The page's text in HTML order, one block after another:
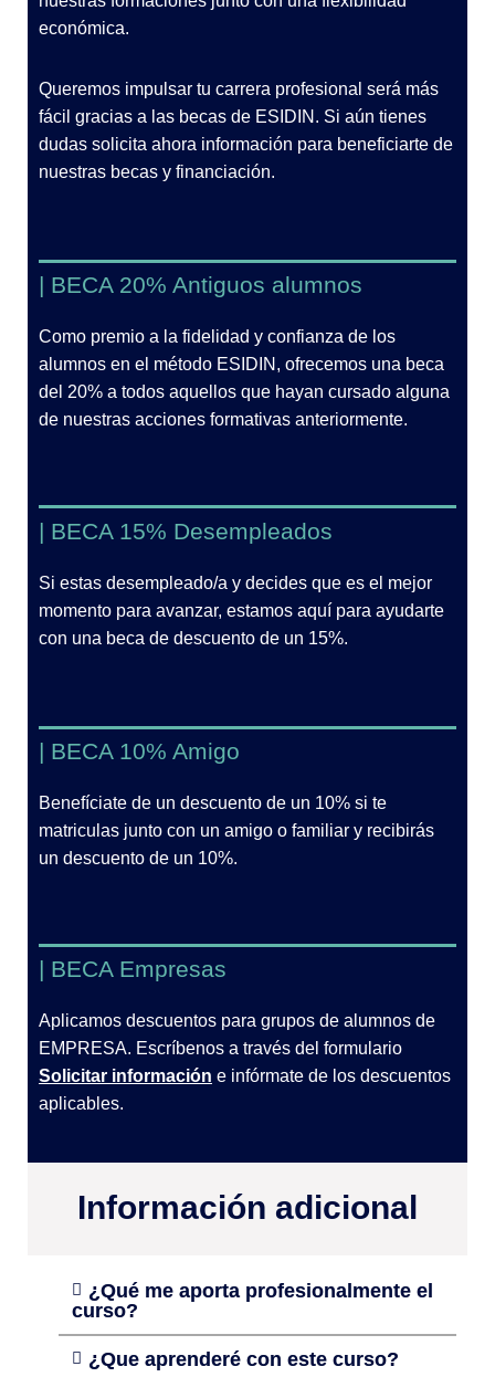
económica.
Queremos impulsar tu carrera profesional será más
fácil gracias a las becas de ESIDIN. Si aún tienes
dudas solicita ahora información para beneficiarte de
nuestras becas y financiación.
| BECA 20% Antiguos alumnos
Como premio a la fidelidad y confianza de los
alumnos en el método ESIDIN, ofrecemos una beca
del 20% a todos aquellos que hayan cursado alguna
de nuestras acciones formativas anteriormente.
| BECA 15% Desempleados
Si estas desempleado/a y decides que es el mejor
momento para avanzar, estamos aquí para ayudarte
con una beca de descuento de un 15%.
| BECA 10% Amigo
Benefíciate de un descuento de un 10% si te
matriculas junto con un amigo o familiar y recibirás
un descuento de un 10%.
| BECA Empresas
Aplicamos descuentos para grupos de alumnos de
EMPRESA. Escríbenos a través del formulario
Solicitar información e infórmate de los descuentos
aplicables.
Información adicional
¿Qué me aporta profesionalmente el
curso?
¿Que aprenderé con este curso?